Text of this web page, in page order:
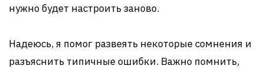
нужно будет настроить заново.
Надеюсь, я помог развеять некоторые сомнения и
разъяснить типичные ошибки. Важно помнить,